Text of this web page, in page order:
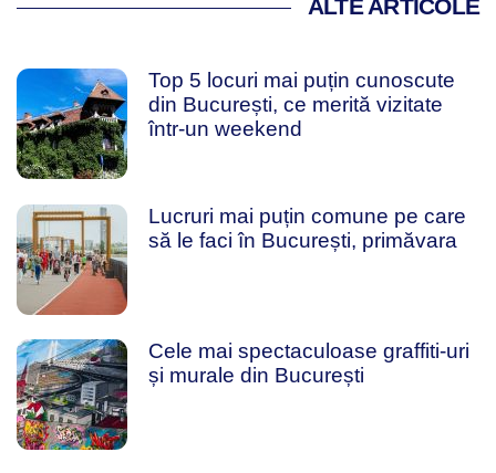
ALTE ARTICOLE
Top 5 locuri mai puțin cunoscute
din București, ce merită vizitate
într-un weekend
Lucruri mai puțin comune pe care
să le faci în București, primăvara
Cele mai spectaculoase graffiti-uri
și murale din București